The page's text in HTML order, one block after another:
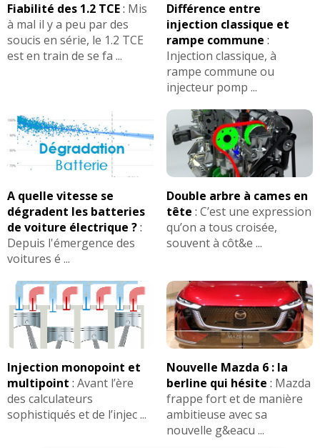
Fiabilité des 1.2 TCE: Mis
à mal il y a peu par des
soucis en série, le 1.2 TCE
est en train de se fa ...
Différence entre
injection classique et
rampe commune :
Injection classique, à
rampe commune ou
injecteur pomp ...
A quelle vitesse se
dégradent les batteries
de voiture électrique ?:
Depuis l'émergence des
voitures é ...
Double arbre à cames en
tête : C’est une expression
qu’on a tous croisée,
souvent à côt&e ...
Injection monopoint et
multipoint : Avant l’ère
des calculateurs
sophistiqués et de l’injec ...
Nouvelle Mazda 6 : la
berline qui hésite : Mazda
frappe fort et de manière
ambitieuse avec sa
nouvelle g&eacu ...